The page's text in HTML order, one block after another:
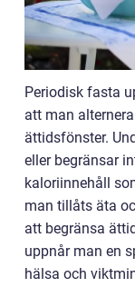
Periodisk fasta
att man
ättidsfönster.
eller begränsar
kaloriinnehåll
man tillåts äta
att begränsa
uppnår man en
hälsa och